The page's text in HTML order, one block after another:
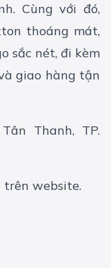
Cùng với đó,
thoáng mát,
sắc nét, đi kèm
giao hàng tận
Thanh, TP.
website​.